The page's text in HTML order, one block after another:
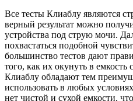
Все тесты Клиаблу являются
верный результат можно
устройства под струю мочи.
похвастаться подобной
большинство тестов дают
того, как их окунуть в
Клиаблу обладают тем
использовать в любых
нет чистой и сухой емкости,